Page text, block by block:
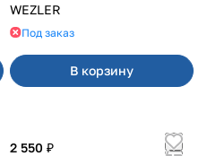
WEZLER
Под заказ
В корзину
2 550 ₽